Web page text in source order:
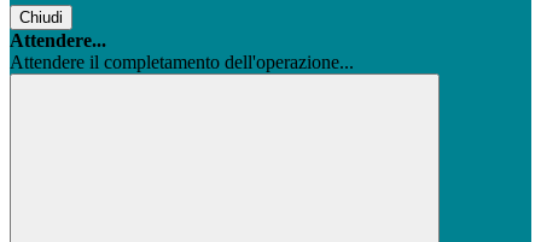
Chiudi
Attendere...
Attendere il completamento dell'operazione...